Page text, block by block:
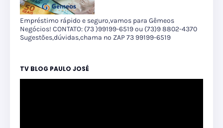
Empréstimo rápido e seguro,vamos para Gêmeos
Negócios! CONTATO: (73 )99199-6519 ou (73)9 8802-4370
Sugestões,dúvidas,chama no ZAP 73 99199-6519
TV BLOG PAULO JOSÉ